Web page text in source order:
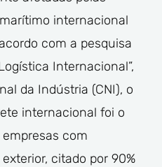
internacional
com a pesquisa
Internacional”,
da Indústria (CNI), o
internacional foi o
com
citado por 90%